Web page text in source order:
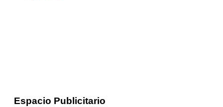
Espacio Publicitario